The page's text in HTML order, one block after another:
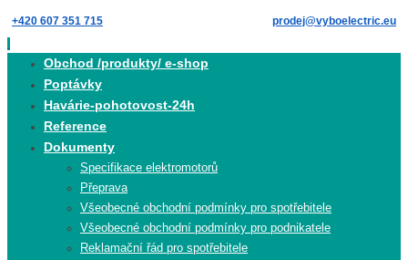
Skip
to
content
+420 607 351 715 prodej@vyboelectric.eu
Obchod /produkty/ e-shop
Poptávky
Havárie-pohotovost-24h
Reference
Dokumenty
Specifikace elektromotorů
Přeprava
Všeobecné obchodní podmínky pro spotřebitele
Všeobecné obchodní podmínky pro podnikatele
Reklamační řád pro spotřebitele